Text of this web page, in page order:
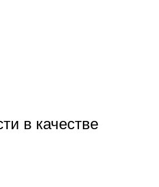
в качестве